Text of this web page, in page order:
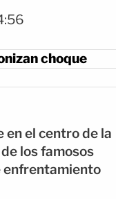
choque
en el centro de la
los famosos
enfrentamiento